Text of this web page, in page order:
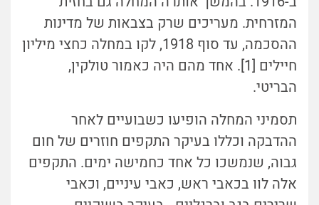
המזרחית. מעריכים שרק בצבאות של מדינות
ההסכמה, עד סוף 1918, לקו במחלה כחצי מיליון
חיילים [1]. אחד מהם היה כאמור טולקין,
הבריטי.
תסמיני המחלה הופיעו כשבועיים לאחר
ההדבקה וכללו בעיקר התקפים חוזרים של חום
גבוה, שנמשכו כל אחד כחמישה ימים. התקפים
אלה לוו בכאבי ראש, כאבי עיניים, וכאבי